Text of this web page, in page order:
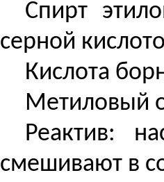
Спирт
серной
Кислота
Метиловый
Реактив:
смешивают в